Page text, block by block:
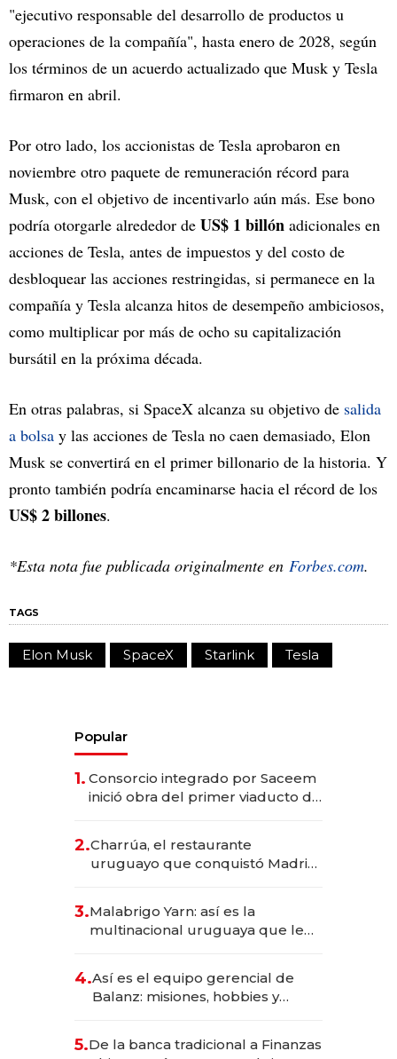
"ejecutivo responsable del desarrollo de productos u
operaciones de la compañía", hasta enero de 2028, según
los términos de un acuerdo actualizado que Musk y Tesla
firmaron en abril.
Por otro lado, los accionistas de Tesla aprobaron en
noviembre otro paquete de remuneración récord para
Musk, con el objetivo de incentivarlo aún más. Ese bono
podría otorgarle alrededor de US$ 1 billón adicionales en
acciones de Tesla, antes de impuestos y del costo de
desbloquear las acciones restringidas, si permanece en la
compañía y Tesla alcanza hitos de desempeño ambiciosos,
como multiplicar por más de ocho su capitalización
bursátil en la próxima década.
En otras palabras, si SpaceX alcanza su objetivo de salida
a bolsa y las acciones de Tesla no caen demasiado, Elon
Musk se convertirá en el primer billonario de la historia. Y
pronto también podría encaminarse hacia el récord de los
US$ 2 billones.
*Esta nota fue publicada originalmente en Forbes.com.
TAGS
Elon Musk SpaceX Starlink Tesla
Popular
1. Consorcio integrado por Saceem
inició obra del primer viaducto de
millones
2.Charrúa, el restaurante
uruguayo que conquistó Madrid:
anticipación y prepara apertura
3.Malabrigo Yarn: así es la
multinacional uruguaya que le
4.Así es el equipo gerencial de
Balanz: misiones, hobbies y
5.De la banca tradicional a Finanzas